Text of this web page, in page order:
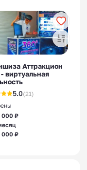
Аттракцион
виртуальная
5.0(21)
000 ₽
000 ₽